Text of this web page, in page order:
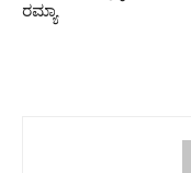
ರಮ್ಯಾ